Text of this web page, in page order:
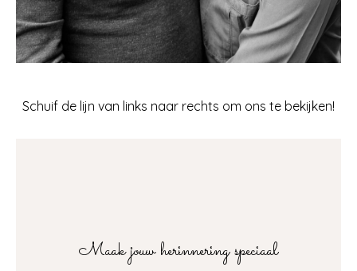
Schuif de lijn van links naar rechts om ons te bekijken!
Maak jouw herinnering speciaal